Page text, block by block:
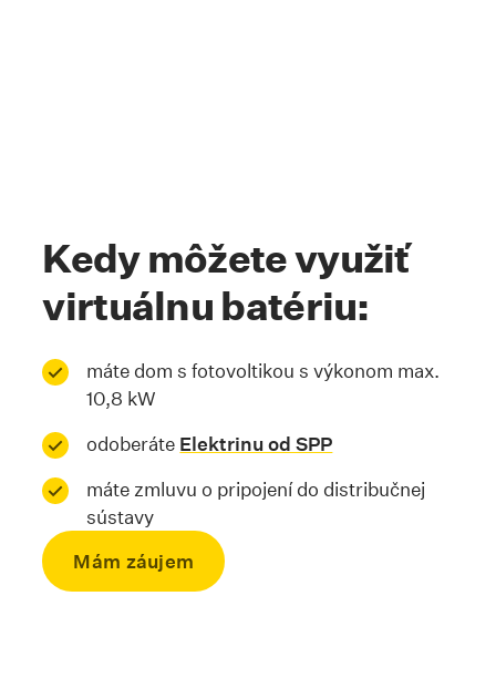
Kedy môžete využiť
virtuálnu batériu:
máte dom s fotovoltikou s výkonom max.
10,8 kW
odoberáte Elektrinu od SPP
máte zmluvu o pripojení do distribučnej
sústavy
Mám záujem Skrolovať na kotvu #zaujalavas